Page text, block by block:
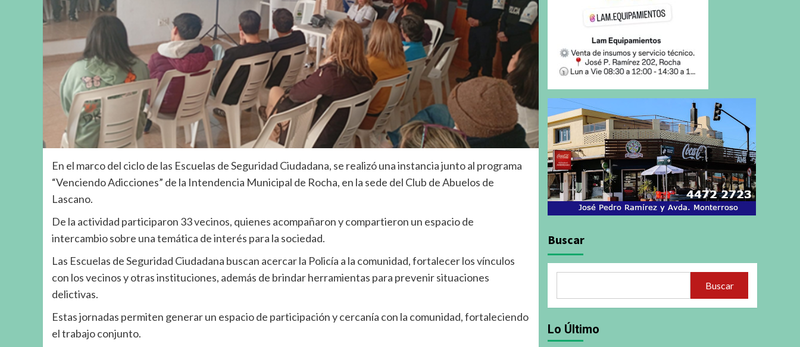
En el marco del ciclo de las Escuelas de Seguridad Ciudadana, se realizó una instancia junto al programa
“Venciendo Adicciones” de la Intendencia Municipal de Rocha, en la sede del Club de Abuelos de
Lascano.
De la actividad participaron 33 vecinos, quienes acompañaron y compartieron un espacio de
intercambio sobre una temática de interés para la sociedad.
Las Escuelas de Seguridad Ciudadana buscan acercar la Policía a la comunidad, fortalecer los vínculos
con los vecinos y otras instituciones, además de brindar herramientas para prevenir situaciones
delictivas.
Estas jornadas permiten generar un espacio de participación y cercanía con la comunidad, fortaleciendo
el trabajo conjunto.
Buscar
Buscar
Lo Último